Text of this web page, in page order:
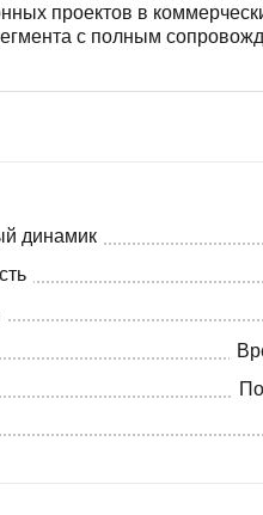
проектов в
с полным
динамик